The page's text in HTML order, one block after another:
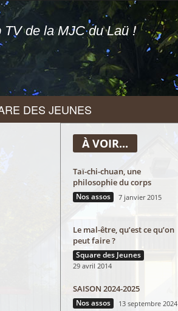
TV de la MJC du Laü !
DES JEUNES
À VOIR...
Taï-chi-chuan, une
philosophie du corps
Nos assos 7 janvier 2015
Le mal-être, qu’est ce qu’on
peut faire ?
Square des Jeunes
29 avril 2014
SAISON 2024-2025
Nos assos 13 septembre 2024